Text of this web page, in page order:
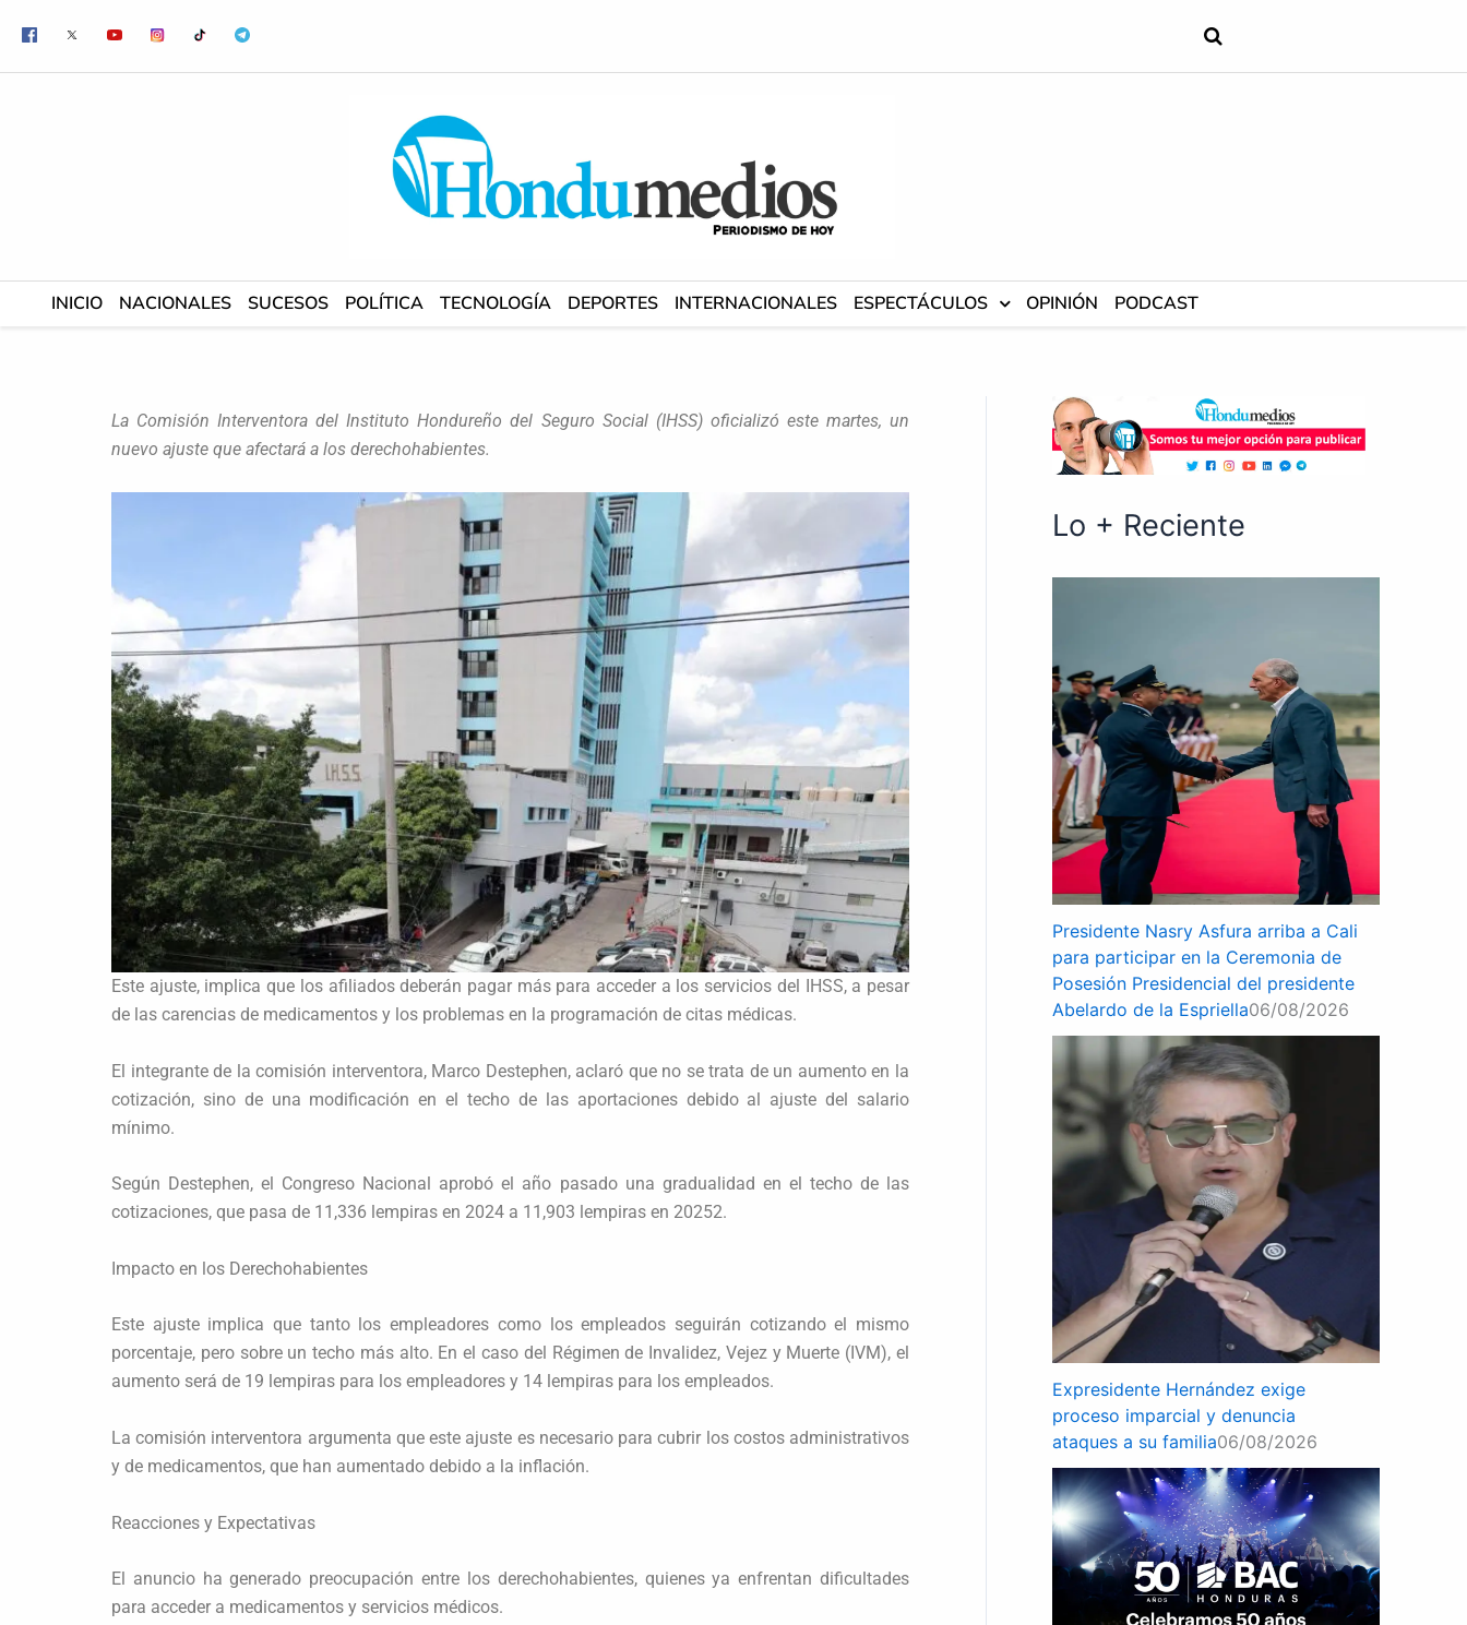
contenido
INICIO NACIONALES SUCESOS POLÍTICA TECNOLOGÍA DEPORTES INTERNACIONALES ESPECTÁCULOS OPINIÓN PODCAST
La Comisión Interventora del Instituto Hondureño del Seguro Social (IHSS) oficializó este martes, un
nuevo ajuste que afectará a los derechohabientes.
Este ajuste, implica que los afiliados deberán pagar más para acceder a los servicios del IHSS, a pesar
de las carencias de medicamentos y los problemas en la programación de citas médicas.
El integrante de la comisión interventora, Marco Destephen, aclaró que no se trata de un aumento en la
cotización, sino de una modificación en el techo de las aportaciones debido al ajuste del salario
mínimo.
Según Destephen, el Congreso Nacional aprobó el año pasado una gradualidad en el techo de las
cotizaciones, que pasa de 11,336 lempiras en 2024 a 11,903 lempiras en 20252.
Impacto en los Derechohabientes
Este ajuste implica que tanto los empleadores como los empleados seguirán cotizando el mismo
porcentaje, pero sobre un techo más alto. En el caso del Régimen de Invalidez, Vejez y Muerte (IVM), el
aumento será de 19 lempiras para los empleadores y 14 lempiras para los empleados.
La comisión interventora argumenta que este ajuste es necesario para cubrir los costos administrativos
y de medicamentos, que han aumentado debido a la inflación.
Reacciones y Expectativas
El anuncio ha generado preocupación entre los derechohabientes, quienes ya enfrentan dificultades
para acceder a medicamentos y servicios médicos.
Lo + Reciente
Presidente Nasry Asfura arriba a Cali
para participar en la Ceremonia de
Posesión Presidencial del presidente
Abelardo de la Espriella06/08/2026
Expresidente Hernández exige
proceso imparcial y denuncia
ataques a su familia06/08/2026